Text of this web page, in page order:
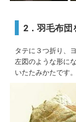
2．羽毛布団
タテに３つ折り、
左図のような形に
いたたみかたです。